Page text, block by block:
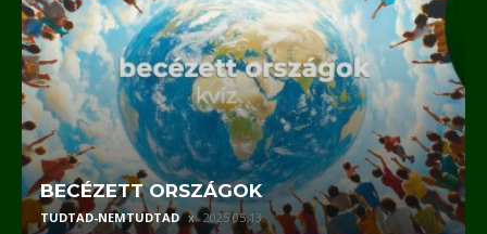
BECÉZETT ORSZÁGOK
TUDTAD-NEMTUDTAD 2025.05.13.